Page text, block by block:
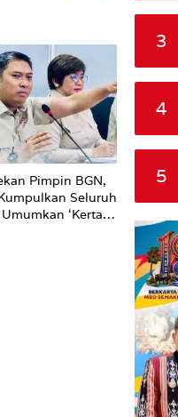
Pimpin BGN,
Seluruh
‘Kertas
3
4
5